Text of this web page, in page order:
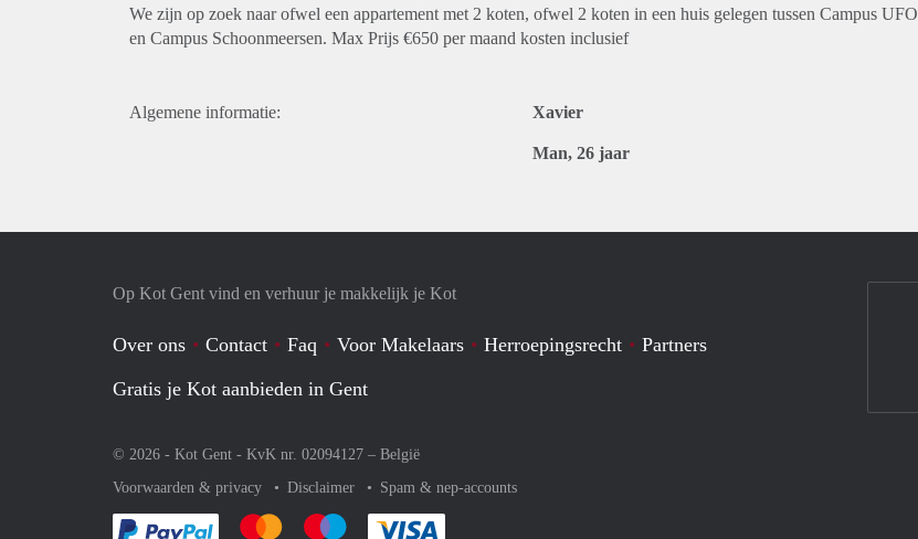
We zijn op zoek naar ofwel een appartement met 2 koten, ofwel 2 koten in een huis gelegen tussen Campus UFO
en Campus Schoonmeersen. Max Prijs €650 per maand kosten inclusief
Algemene informatie: Xavier
Man, 26 jaar
Op Kot Gent vind en verhuur je makkelijk je Kot
Over ons Contact Faq Voor Makelaars Herroepingsrecht
Partners
Gratis je Kot aanbieden in Gent
© 2026 - Kot Gent - KvK nr. 02094127 – België
Voorwaarden & privacy
Disclaimer Spam & nep-accounts
Je rekent gemakkelijk af met Paypal
Je rekent gemakkelijk af met Mastercard
Je rekent gemakkelijk af met Meastro